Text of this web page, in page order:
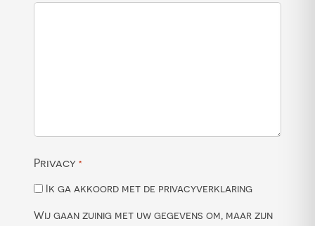
Privacy *
Ik ga akkoord met de privacyverklaring
Wij gaan zuinig met uw gegevens om, maar zijn